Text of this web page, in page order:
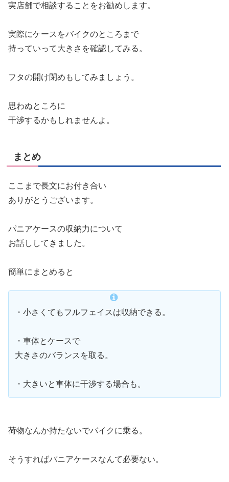
実店舗で相談することをお勧めします。
実際にケースをバイクのところまで
持っていって大きさを確認してみる。
フタの開け閉めもしてみましょう。
思わぬところに
干渉するかもしれませんよ。
まとめ
ここまで長文にお付き合い
ありがとうございます。
パニアケースの収納力について
お話ししてきました。
簡単にまとめると
・小さくてもフルフェイスは収納できる。
・車体とケースで
大きさのバランスを取る。
・大きいと車体に干渉する場合も。
荷物なんか持たないでバイクに乗る。
そうすればパニアケースなんて必要ない。